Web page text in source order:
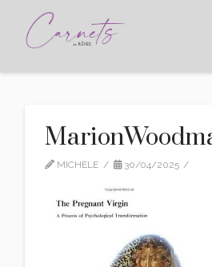
MICHELE 30/04/2025